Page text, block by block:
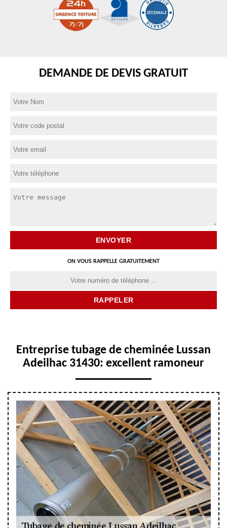
DEMANDE DE DEVIS GRATUIT
ON VOUS RAPPELLE GRATUITEMENT
Entreprise tubage de cheminée Lussan
Adeilhac 31430: excellent ramoneur